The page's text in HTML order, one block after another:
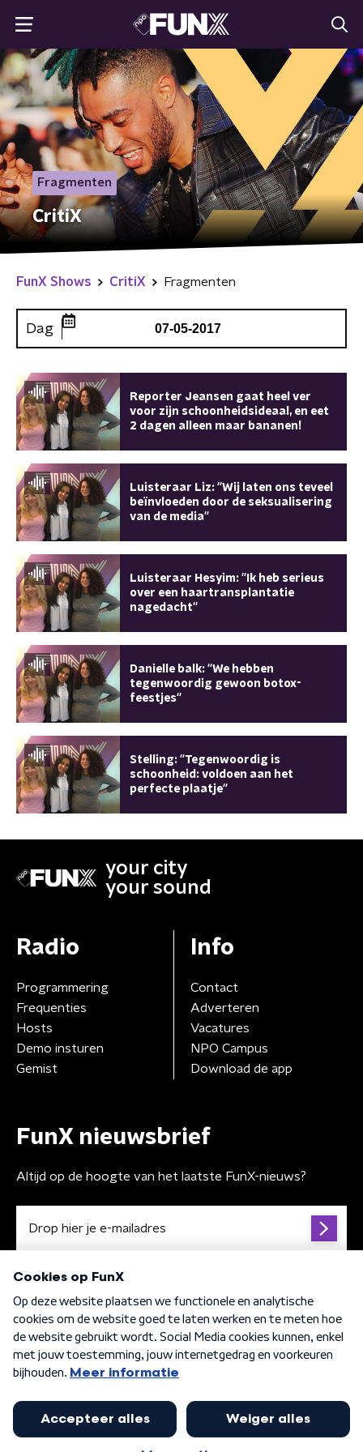
Fragmenten
CritiX
FunX Shows CritiX Fragmenten
Dag 07-05-2017
Reporter Jeansen gaat heel ver
voor zijn schoonheidsideaal, en eet
2 dagen alleen maar bananen!
Luisteraar Liz: ''Wij laten ons teveel
beïnvloeden door de seksualisering
van de media''
Luisteraar Hesyim: ''Ik heb serieus
over een haartransplantatie
nagedacht''
Danielle balk: ''We hebben
tegenwoordig gewoon botox-
feestjes''
Stelling: ''Tegenwoordig is
schoonheid: voldoen aan het
perfecte plaatje''
your city
your sound
Radio
Programmering
Frequenties
Hosts
Demo insturen
Gemist
Info
Contact
Adverteren
Vacatures
NPO Campus
Download de app
FunX nieuwsbrief
Altijd op de hoogte van het laatste FunX-nieuws?
Algemene voorwaarden Privacybeleid